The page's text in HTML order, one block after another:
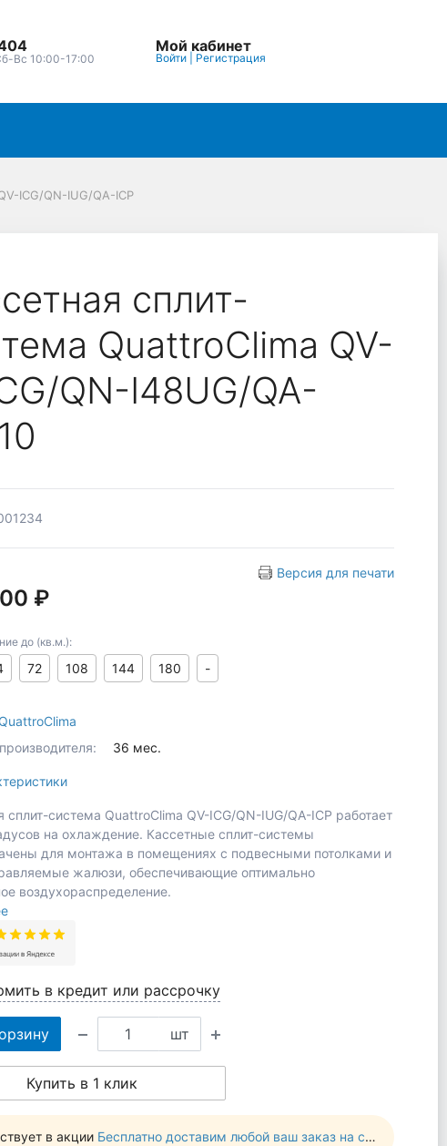
Вс 10:00-17:00
Мой кабинет
Войти| Регистрация
ICG/QN-IUG/QA-ICP
сплит-
QuattroClima QV-
QN-I48UG/QA-
Версия для печати
₽
до (кв.м.):
72 108 144 180 -
QuattroClima
36 мес.
сплит-система QuattroClima QV-ICG/QN-IUG/QA-ICP работает
на охлаждение. Кассетные сплит-системы
для монтажа в помещениях с подвесными потолками и
жалюзи, обеспечивающие оптимально
воздухораспределение.
в кредит или рассрочку
шт
Купить в 1 клик
в акции Бесплатно доставим любой ваш заказ на сумму от 10 000 руб